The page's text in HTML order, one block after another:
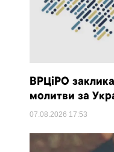
ВРЦіРО
молитви за
07.08.2026 17:53